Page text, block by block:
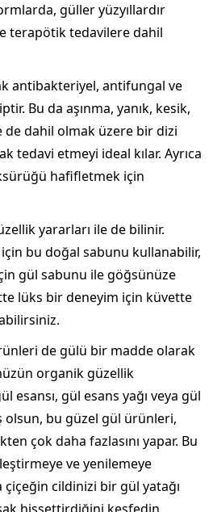
güller yüzyıllardır
terapötik tedavilere dahil
antibakteriyel, antifungal ve
Bu da aşınma, yanık, kesik,
de dahil olmak üzere bir dizi
tedavi etmeyi ideal kılar. Ayrıca
hafifletmek için
yararları ile de bilinir.
bu doğal sabunu kullanabilir,
gül sabunu ile göğsünüze
lüks bir deneyim için küvette
de gülü bir madde olarak
organik güzellik
esansı, gül esans yağı veya gül
olsun, bu güzel gül ürünleri,
çok daha fazlasını yapar. Bu
ve yenilemeye
çiçeğin cildinizi bir gül yatağı